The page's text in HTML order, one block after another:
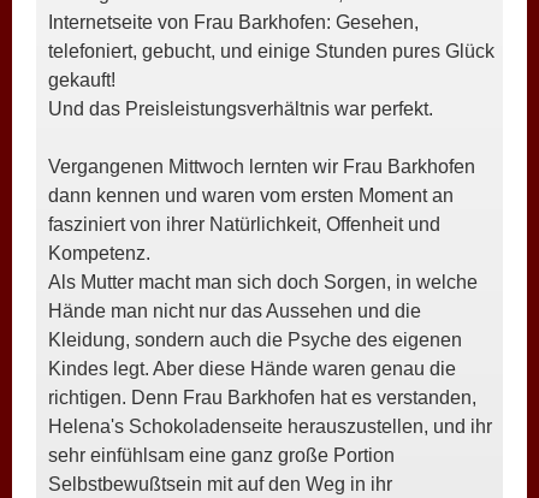
Internetseite von Frau Barkhofen: Gesehen,
telefoniert, gebucht, und einige Stunden pures Glück
gekauft!
Und das Preisleistungsverhältnis war perfekt.
Vergangenen Mittwoch lernten wir Frau Barkhofen
dann kennen und waren vom ersten Moment an
fasziniert von ihrer Natürlichkeit, Offenheit und
Kompetenz.
Als Mutter macht man sich doch Sorgen, in welche
Hände man nicht nur das Aussehen und die
Kleidung, sondern auch die Psyche des eigenen
Kindes legt. Aber diese Hände waren genau die
richtigen. Denn Frau Barkhofen hat es verstanden,
Helena's Schokoladenseite herauszustellen, und ihr
sehr einfühlsam eine ganz große Portion
Selbstbewußtsein mit auf den Weg in ihr